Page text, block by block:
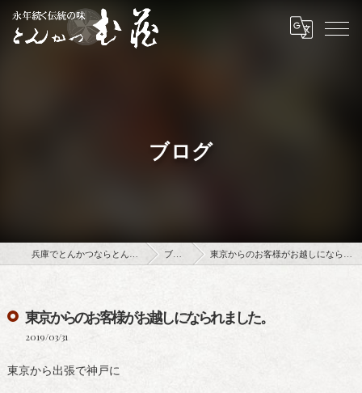
ブログ
ブログ 東京からのお客様がお越しになられました。
東京からのお客様がお越しになられました。
2019/03/31
東京から出張で神戸に